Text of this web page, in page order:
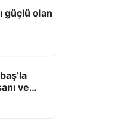
güçlü olan
ve